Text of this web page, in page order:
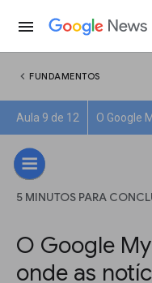
menu
chevron_left FUNDAMENTOS
Aula 9 de 12
5 MINUTOS PARA
O Google
onde as